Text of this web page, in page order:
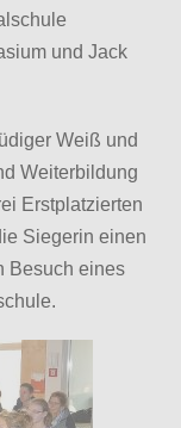
und Jack
Weiß und
Weiterbildung
Erstplatzierten
Siegerin einen
Besuch eines